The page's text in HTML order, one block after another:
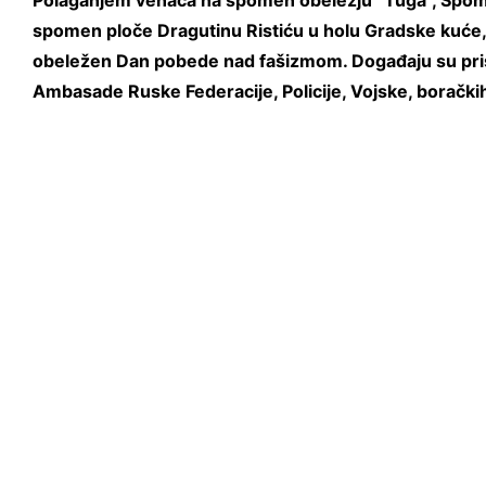
spomen ploče Dragutinu Ristiću u holu Gradske
obeležen Dan pobede nad fašizmom. Događaju su
Ambasade Ruske Federacije, Policije, Vojske,